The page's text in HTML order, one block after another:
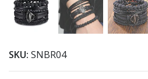
SKU: SNBR04